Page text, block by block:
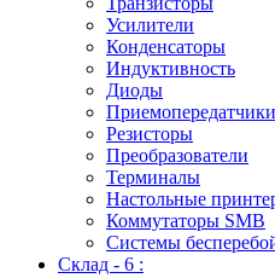
Усилители
Конденсаторы
Индуктивность
Диоды
Приемопередатчики
Резисторы
Преобразователи
Терминалы
Настольные
Коммутаторы SMB
Системы
Склад - 6 :